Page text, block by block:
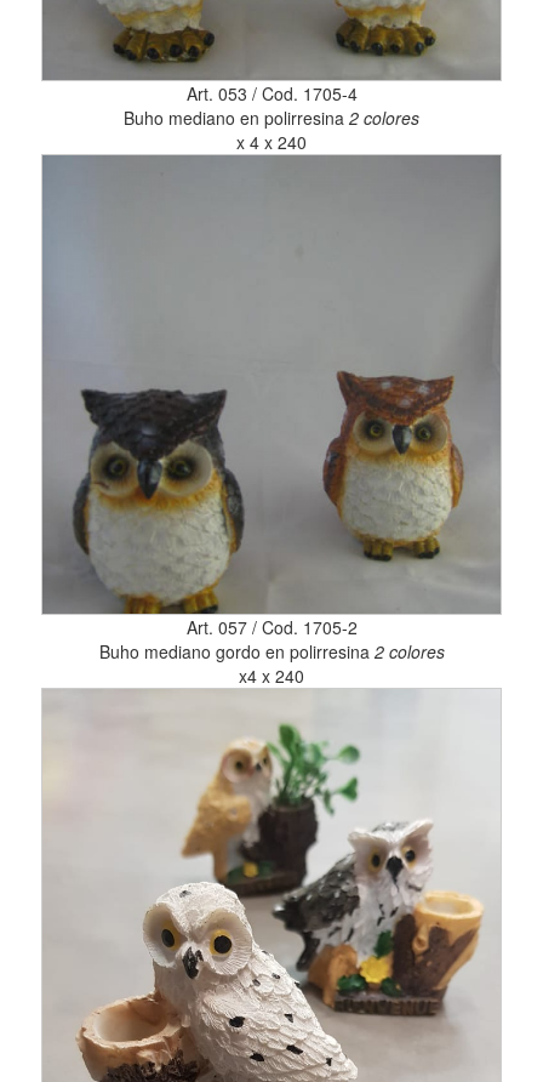
Art. 053 / Cod. 1705-4
Buho mediano en polirresina 2 colores
x 4 x 240
Art. 057 / Cod. 1705-2
Buho mediano gordo en polirresina 2 colores
x4 x 240